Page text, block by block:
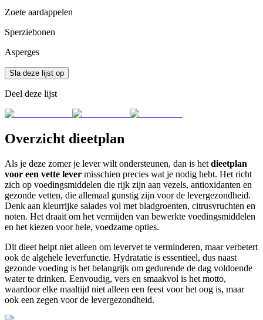
Zoete aardappelen
Sperziebonen
Asperges
Sla deze lijst op
Deel deze lijst
Overzicht dieetplan
Als je deze zomer je lever wilt ondersteunen, dan is het dieetplan
voor een vette lever misschien precies wat je nodig hebt. Het richt
zich op voedingsmiddelen die rijk zijn aan vezels, antioxidanten en
gezonde vetten, die allemaal gunstig zijn voor de levergezondheid.
Denk aan kleurrijke salades vol met bladgroenten, citrusvruchten en
noten. Het draait om het vermijden van bewerkte voedingsmiddelen
en het kiezen voor hele, voedzame opties.
Dit dieet helpt niet alleen om levervet te verminderen, maar verbetert
ook de algehele leverfunctie. Hydratatie is essentieel, dus naast
gezonde voeding is het belangrijk om gedurende de dag voldoende
water te drinken. Eenvoudig, vers en smaakvol is het motto,
waardoor elke maaltijd niet alleen een feest voor het oog is, maar
ook een zegen voor de levergezondheid.